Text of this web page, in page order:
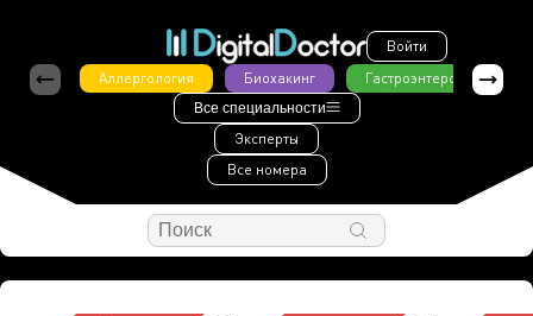
Войти
Аллергология
Биохакинг Гастроэнтерология
Все специальности
Эксперты
Все номера